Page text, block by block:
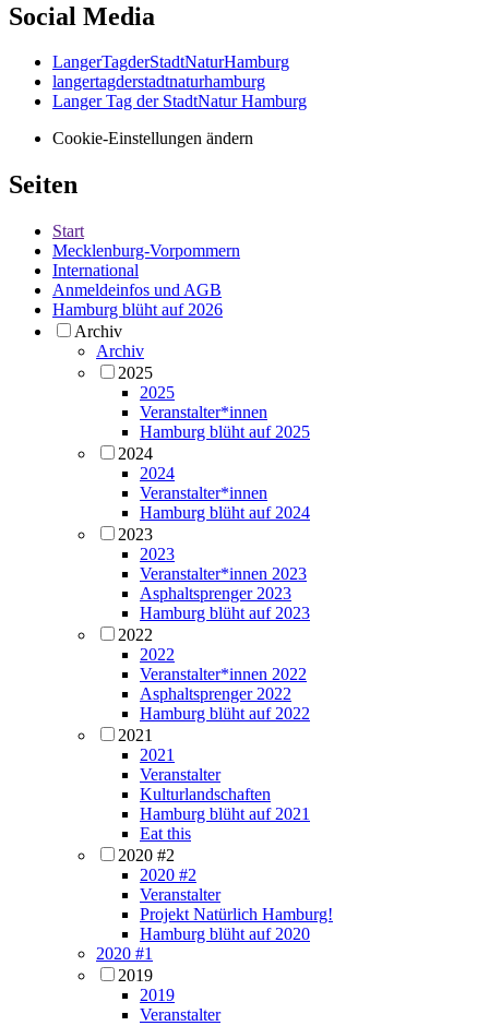
Social Media
LangerTagderStadtNaturHamburg
langertagderstadtnaturhamburg
Langer Tag der StadtNatur Hamburg
Cookie-Einstellungen ändern
Seiten
Start
Mecklenburg-Vorpommern
International
Anmeldeinfos und AGB
Hamburg blüht auf 2026
Archiv
Archiv
2025
2025
Veranstalter*innen
Hamburg blüht auf 2025
2024
2024
Veranstalter*innen
Hamburg blüht auf 2024
2023
2023
Veranstalter*innen 2023
Asphaltsprenger 2023
Hamburg blüht auf 2023
2022
2022
Veranstalter*innen 2022
Asphaltsprenger 2022
Hamburg blüht auf 2022
2021
2021
Veranstalter
Kulturlandschaften
Hamburg blüht auf 2021
Eat this
2020 #2
2020 #2
Veranstalter
Projekt Natürlich Hamburg!
Hamburg blüht auf 2020
2020 #1
2019
2019
Veranstalter